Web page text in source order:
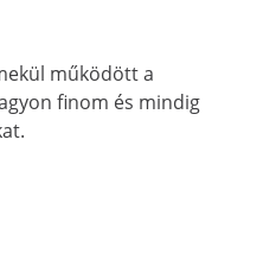
működött a
finom és mindig